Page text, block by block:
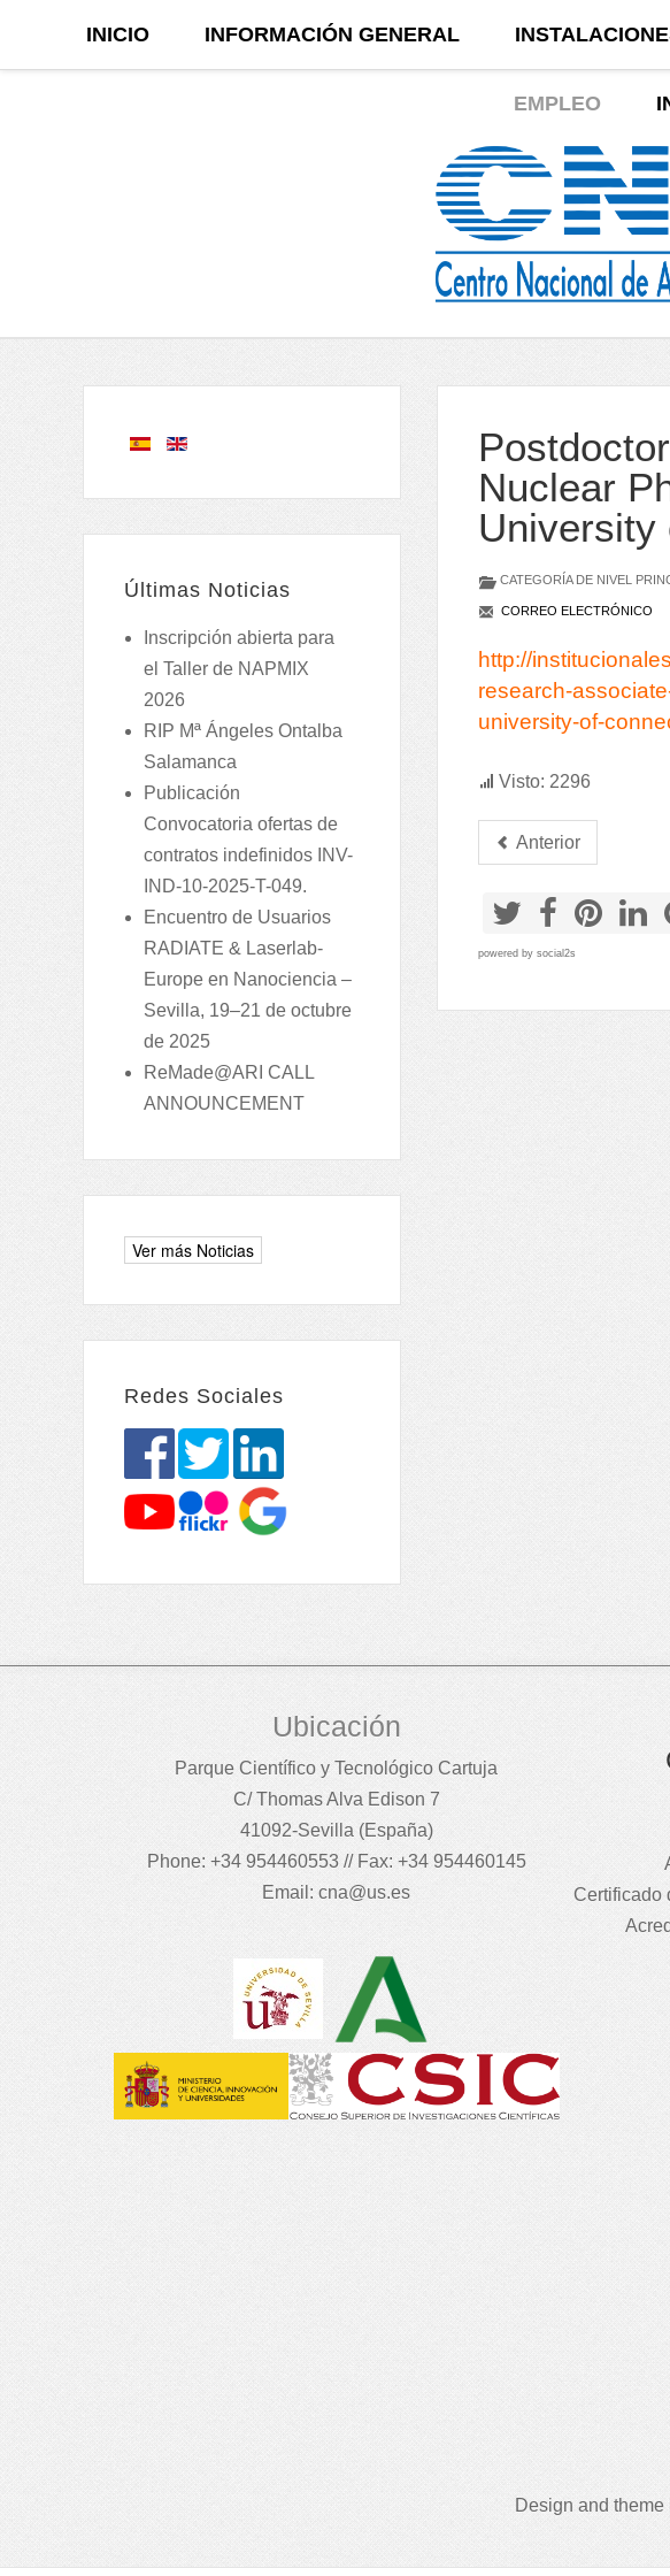
INICIO INFORMACIÓN GENERAL
EMPLEO
Últimas Noticias
Inscripción abierta para
el Taller de NAPMIX
2026
RIP Mª Ángeles Ontalba
Salamanca
Publicación
Convocatoria ofertas de
contratos indefinidos INV-
IND-10-2025-T-049.
Encuentro de Usuarios
RADIATE & Laserlab-
Europe en Nanociencia –
Sevilla, 19–21 de octubre
de 2025
ReMade@ARI CALL
ANNOUNCEMENT
Redes Sociales
Nuclear
University
CATEGORÍA DE NIVEL
CORREO ELECTRÓNICO
http://
research-
university-of-
Visto: 2296
Anterior
powered by social2s
Ubicación
Parque Científico y Tecnológico Cartuja
C/ Thomas Alva Edison 7
41092-Sevilla (España)
Phone: +34 954460553 // Fax: +34 954460145
Email: cna@us.es
Certificado
Design and